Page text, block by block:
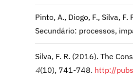
Pinto, A., Diogo, F., Silva,
Secundário: processos,
Silva, F. R. (2016). The
4(10), 741-748. http://